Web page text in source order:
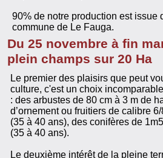
90% de notre production est issue
commune de Le Fauga.
Du 25 novembre à fin
plein champs sur 20 Ha
Le premier des plaisirs que peut
culture, c'est un choix
: des arbustes de 80 cm à 3 m de
d’ornement ou fruitiers de calibre
(35 à 40 ans), des conifères de
(35 à 40 ans).
Le deuxième intérêt de la pleine